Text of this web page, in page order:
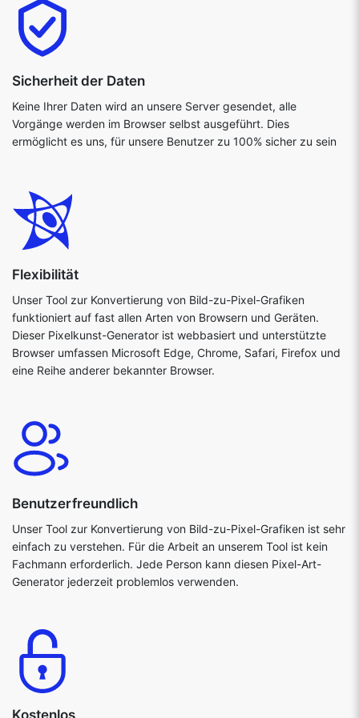
Sicherheit der Daten
Keine Ihrer Daten wird an unsere Server gesendet, alle
Vorgänge werden im Browser selbst ausgeführt. Dies
ermöglicht es uns, für unsere Benutzer zu 100% sicher zu sein
Flexibilität
Unser Tool zur Konvertierung von Bild-zu-Pixel-Grafiken
funktioniert auf fast allen Arten von Browsern und Geräten.
Dieser Pixelkunst-Generator ist webbasiert und unterstützte
Browser umfassen Microsoft Edge, Chrome, Safari, Firefox und
eine Reihe anderer bekannter Browser.
Benutzerfreundlich
Unser Tool zur Konvertierung von Bild-zu-Pixel-Grafiken ist sehr
einfach zu verstehen. Für die Arbeit an unserem Tool ist kein
Fachmann erforderlich. Jede Person kann diesen Pixel-Art-
Generator jederzeit problemlos verwenden.
Kostenlos